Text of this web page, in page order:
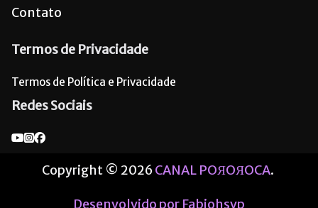
Contato
Termos de Privacidade
Termos de Política e Privacidade
Redes Sociais
Copyright © 2026 CANAL POЯOЯOCA.
Desenvolvido por Fabiohsvp